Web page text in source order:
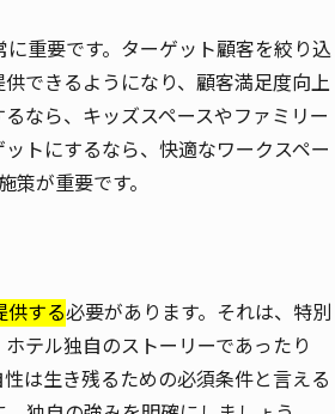
重要です。ターゲット顧客を絞り込
できるようになり、顧客満足度向上
なら、キッズスペースやファミリー
トにするなら、快適なワークスペー
が重要です。
供する必要があります。それは、特別
テル独自のストーリーであったり
は生き残るための必須条件と言える